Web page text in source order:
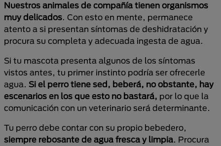
Nuestros animales de compañía tienen organismos
muy delicados. Con esto en mente, permanece
atento a si presentan síntomas de deshidratación y
procura su completa y adecuada ingesta de agua.
Si tu mascota presenta algunos de los síntomas
vistos antes, tu primer instinto podría ser ofrecerle
agua. Si el perro tiene sed, beberá, no obstante, hay
escenarios en los que esto no bastará, por lo que la
comunicación con un veterinario será determinante.
Tu perro debe contar con su propio bebedero,
siempre rebosante de agua fresca y limpia. Procura